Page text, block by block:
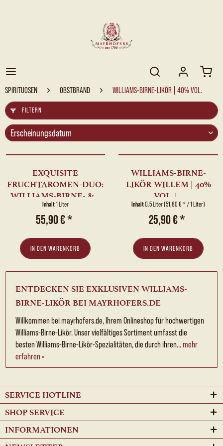
SPIRITUOSEN OBSTBRAND WILLIAMS-BIRNE-LIKÖR | 40% VOL.
FILTERN
EXQUISITE
FRUCHTAROMEN-DUO:
WILLIAMS-BIRNE- &...
Inhalt1 Liter
55,90 € *
IN DEN WARENKORB
WILLIAMS-BIRNE-
LIKÖR WILLEM | 40%
VOL. |...
Inhalt0.5 Liter(51,80 € * / 1 Liter)
25,90 € *
IN DEN WARENKORB
ENTDECKEN SIE EXKLUSIVEN WILLIAMS-
BIRNE-LIKÖR BEI MAYRHOFERS.DE
Willkommen bei mayrhofers.de, Ihrem Onlineshop für hochwertigen
Williams-Birne-Likör. Unser vielfältiges Sortiment umfasst die
besten Williams-Birne-Likör-Spezialitäten, die durch ihren...mehr
erfahren »
SERVICE HOTLINE
SHOP SERVICE
INFORMATIONEN